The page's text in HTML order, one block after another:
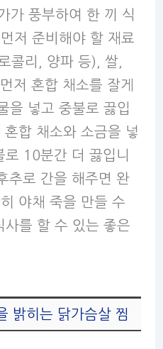
가 풍부하여 한 끼 식
저 준비해야 할 재료
콜리, 양파 등), 쌀,
저 혼합 채소를 잘게
을 넣고 중불로 끓입
합 채소와 소금을 넣
로 10분간 더 끓입니
추로 간을 해주면 완
야채 죽을 만들 수
사를 할 수 있는 좋은
밝히는 닭가슴살 찜